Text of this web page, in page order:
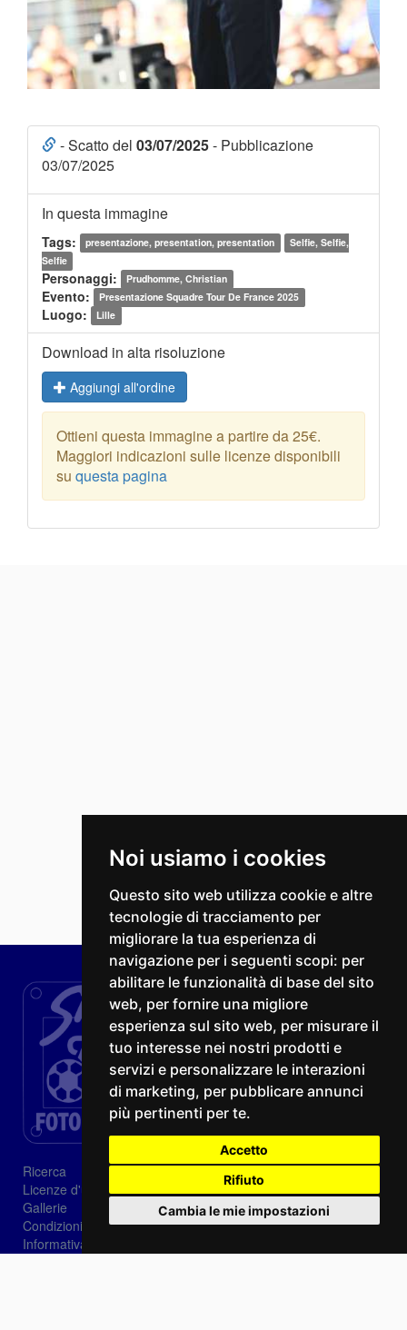
Noi usiamo i cookies
Questo sito web utilizza cookie e altre
tecnologie di tracciamento per
migliorare la tua esperienza di
navigazione per i seguenti scopi: per
abilitare le funzionalità di base del sito
web, per fornire una migliore
esperienza sul sito web, per misurare il
tuo interesse nei nostri prodotti e
servizi e personalizzare le interazioni
di marketing, per pubblicare annunci
più pertinenti per te.
Accetto
Rifiuto
Cambia le mie impostazioni
- Scatto del 03/07/2025- Pubblicazione
03/07/2025
In questa immagine
Tags: presentazione, presentation, presentation
Selfie, Selfie,
Selfie
Personaggi: Prudhomme, Christian
Evento: Presentazione Squadre Tour De France 2025
Luogo: Lille
Download in alta risoluzione
Aggiungi all'ordine
Ottieni questa immagine a partire da 25€.
Maggiori indicazioni sulle licenze disponibili
su questa pagina
Ricerca
Licenze d'utilizzo
Gallerie
Condizioni di vendita
Informativa sui Cookie